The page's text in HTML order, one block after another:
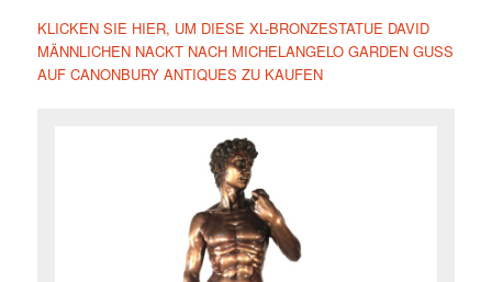
KLICKEN SIE HIER, UM DIESE XL-BRONZESTATUE DAVID
MÄNNLICHEN NACKT NACH MICHELANGELO GARDEN GUSS
AUF CANONBURY ANTIQUES ZU KAUFEN